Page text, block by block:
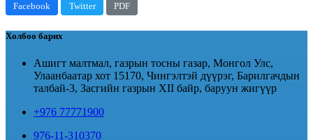
Facebook Twitter PDF
Холбоо барих
Ашигт малтмал, газрын тосны газар, Монгол Улс,
Улаанбаатар хот 15170, Чингэлтэй дүүрэг, Барилгачдын
талбай-3, Засгийн газрын XII байр, баруун жигүүр
+976 77771900
976-11-310370